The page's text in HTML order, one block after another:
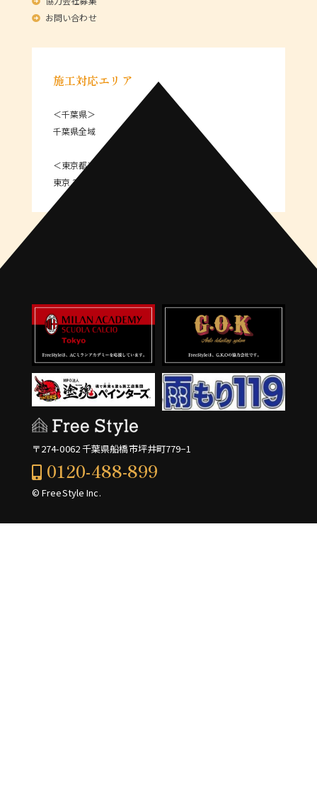
お問い合わせ
施工対応エリア
＜千葉県＞
千葉県全域
＜東京都＞
東京 23区
〒274-0062 千葉県船橋市坪井町779−1
0120-488-899
© FreeStyle Inc.